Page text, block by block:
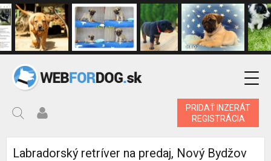
PRIDAŤ INZERÁT
REGISTRÁCIA
Labradorský retríver na predaj, Nový Bydžov